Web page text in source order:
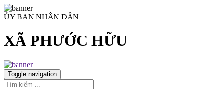
ỦY BAN NHÂN DÂN
XÃ PHƯỚC HỮU
Toggle navigation